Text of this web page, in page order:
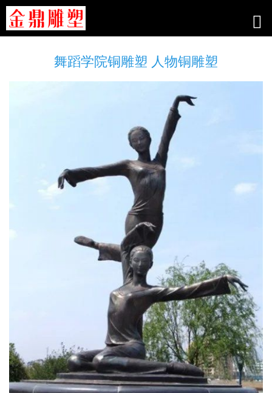
舞蹈学院铜雕塑 人物铜雕塑